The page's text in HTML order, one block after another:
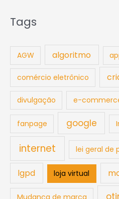
Tags
AGW algoritmo
comércio eletrônico
divulgação e-
fanpage google
internet lei geral de
lgpd loja virtual
Mudança de marca